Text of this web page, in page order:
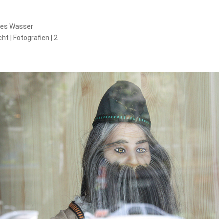
Wasser
| Fotografien | 2